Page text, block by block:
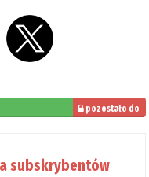
pozostało do
subskrybentów